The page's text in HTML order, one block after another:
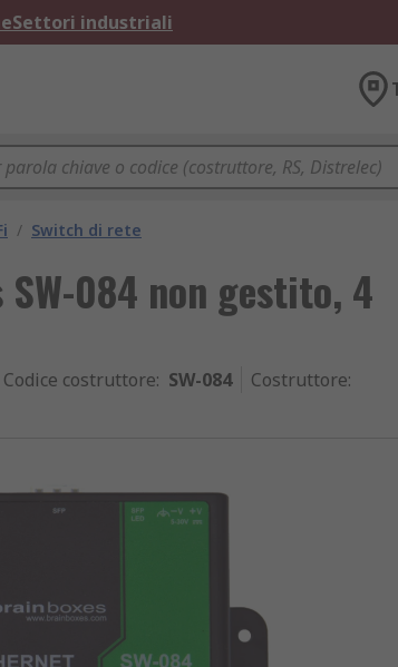
Settori industriali
/ Switch di rete
084 non gestito, 4
Codice costruttore: SW-084 Costruttore: